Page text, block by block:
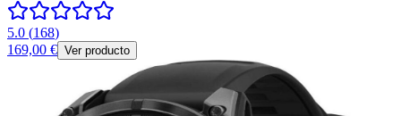
5.0 (168)
169,00 € Ver producto